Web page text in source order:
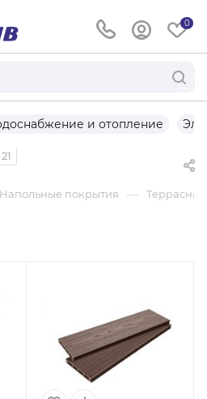
0
и отопление
21
Напольные покрытия — Террасная